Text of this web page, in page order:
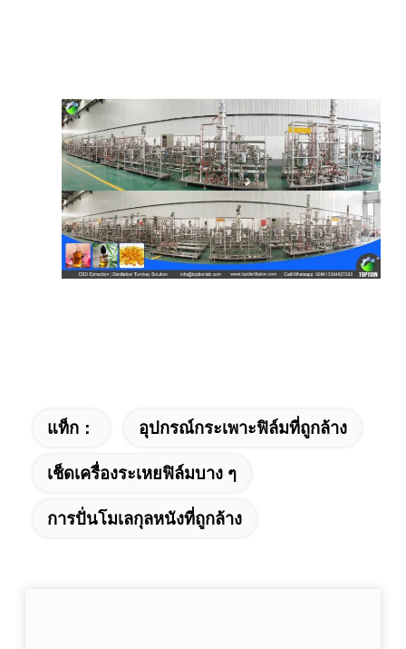
แท็ก： อุปกรณ์กระเพาะฟิล์มที่ถูกล้าง
เช็ดเครื่องระเหยฟิล์มบาง ๆ
การปั่นโมเลกุลหนังที่ถูกล้าง